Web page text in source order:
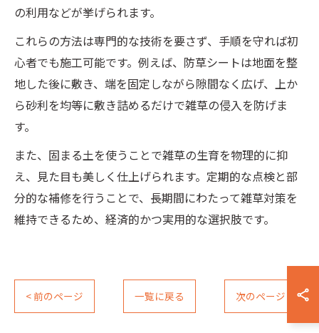
の利用などが挙げられます。
これらの方法は専門的な技術を要さず、手順を守れば初
心者でも施工可能です。例えば、防草シートは地面を整
地した後に敷き、端を固定しながら隙間なく広げ、上か
ら砂利を均等に敷き詰めるだけで雑草の侵入を防げま
す。
また、固まる土を使うことで雑草の生育を物理的に抑
え、見た目も美しく仕上げられます。定期的な点検と部
分的な補修を行うことで、長期間にわたって雑草対策を
維持できるため、経済的かつ実用的な選択肢です。
< 前のページ 一覧に戻る 次のページ >